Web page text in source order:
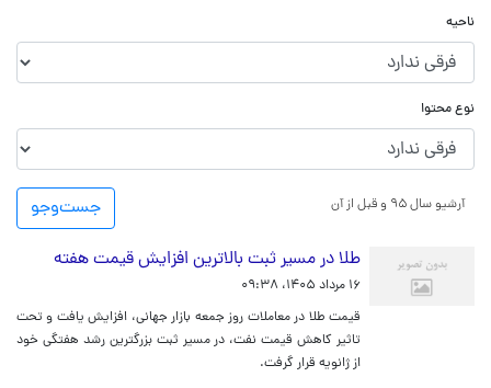
ناحیه
نوع محتوا
جست‌و‌جو آرشیو سال ۹۵ و قبل از آن
طلا در مسیر ثبت بالاترین افزایش قیمت هفته
۱۶ مرداد ۱۴۰۵، ۰۹:۳۸
قیمت طلا در معاملات روز جمعه بازار جهانی، افزایش یافت و تحت
تاثیر کاهش قیمت نفت، در مسیر ثبت بزرگترین رشد هفتگی خود
از ژانویه قرار گرفت.